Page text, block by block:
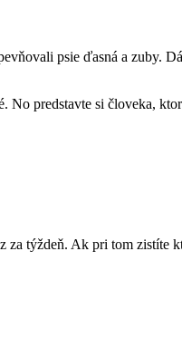
psie ďasná a zuby.
predstavte si človeka,
týždeň. Ak pri tom